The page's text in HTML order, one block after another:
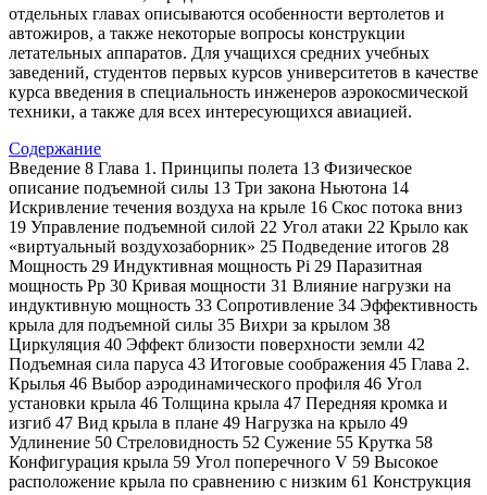
отдельных главах описываются особенности вертолетов и
автожиров, а также некоторые вопросы конструкции
летательных аппаратов. Для учащихся средних учебных
заведений, студентов первых курсов университетов в качестве
курса введения в специальность инженеров аэрокосмической
техники, а также для всех интересующихся авиацией.
Содержание
Введение 8 Глава 1. Принципы полета 13 Физическое
описание подъемной силы 13 Три закона Ньютона 14
Искривление течения воздуха на крыле 16 Скос потока вниз
19 Управление подъемной силой 22 Угол атаки 22 Крыло как
«виртуальный воздухозаборник» 25 Подведение итогов 28
Мощность 29 Индуктивная мощность Pi 29 Паразитная
мощность Рр 30 Кривая мощности 31 Влияние нагрузки на
индуктивную мощность 33 Сопротивление 34 Эффективность
крыла для подъемной силы 35 Вихри за крылом 38
Циркуляция 40 Эффект близости поверхности земли 42
Подъемная сила паруса 43 Итоговые соображения 45 Глава 2.
Крылья 46 Выбор аэродинамического профиля 46 Угол
установки крыла 46 Толщина крыла 47 Передняя кромка и
изгиб 47 Вид крыла в плане 49 Нагрузка на крыло 49
Удлинение 50 Стреловидность 52 Сужение 55 Крутка 58
Конфигурация крыла 59 Угол поперечного V 59 Высокое
расположение крыла по сравнению с низким 61 Конструкция